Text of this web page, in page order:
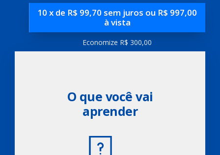
10 x de R$ 99,70 sem juros ou R$ 997,00
à vista
Economize R$ 300,00
O que você vai
aprender